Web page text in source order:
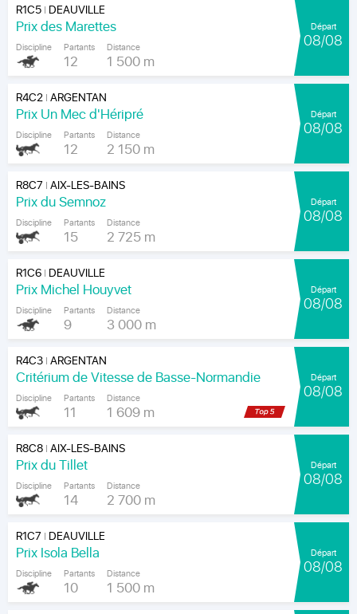
R1C5| DEAUVILLE
Prix des Marettes
Discipline Partants
12
Distance
1 500 m
Départ
08/08
R4C2|ARGENTAN
Prix Un Mec d'Héripré
Discipline Partants
12
Distance
2 150 m
Départ
08/08
R8C7 |AIX-LES-BAINS
Prix du Semnoz
Discipline Partants
15
Distance
2 725 m
Départ
08/08
R1C6| DEAUVILLE
Prix Michel Houyvet
Discipline Partants
9
Distance
3 000 m
Départ
08/08
R4C3|ARGENTAN
Critérium de Vitesse de Basse-Normandie
Discipline Partants
11
Distance
1 609 m
Départ
08/08
R8C8|AIX-LES-BAINS
Prix du Tillet
Discipline Partants
14
Distance
2 700 m
Départ
08/08
R1C7 | DEAUVILLE
Prix Isola Bella
Discipline Partants
10
Distance
1 500 m
Départ
08/08